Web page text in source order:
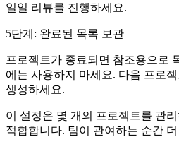
일일 리뷰를 진행하세요.
5단계: 완료된 목록 보관
프로젝트가 종료되면 참조용으로
에는 사용하지 마세요. 다음 프로
생성하세요.
이 설정은 몇 개의 프로젝트를 관
적합합니다. 팀이 관여하는 순간